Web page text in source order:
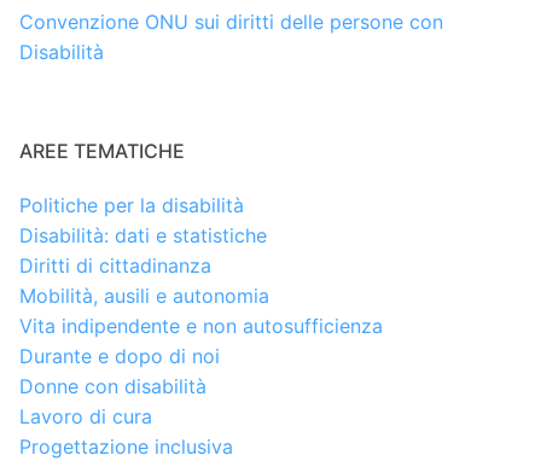
Convenzione ONU sui diritti delle persone con
Disabilità
AREE TEMATICHE
Politiche per la disabilità
Disabilità: dati e statistiche
Diritti di cittadinanza
Mobilità, ausili e autonomia
Vita indipendente e non autosufficienza
Durante e dopo di noi
Donne con disabilità
Lavoro di cura
Progettazione inclusiva